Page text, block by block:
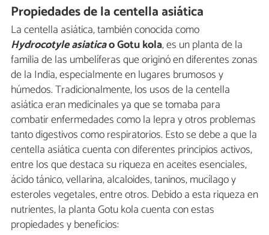
Propiedades de la centella asiática
La centella asiática, también conocida como
Hydrocotyle asiaticao Gotu kola, es un planta de la
familia de las umbelíferas que originó en diferentes zonas
de la India, especialmente en lugares brumosos y
húmedos. Tradicionalmente, los usos de la centella
asiática eran medicinales ya que se tomaba para
combatir enfermedades como la lepra y otros problemas
tanto digestivos como respiratorios. Esto se debe a que la
centella asiática cuenta con diferentes principios activos,
entre los que destaca su riqueza en aceites esenciales,
ácido tánico, vellarina, alcaloides, taninos, mucílago y
esteroles vegetales, entre otros. Debido a esta riqueza en
nutrientes, la planta Gotu kola cuenta con estas
propiedades y beneficios: